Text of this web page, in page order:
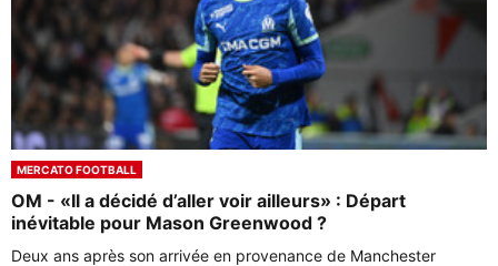
MERCATO FOOTBALL
OM - «Il a décidé d’aller voir ailleurs» : Départ
inévitable pour Mason Greenwood ?
Deux ans après son arrivée en provenance de Manchester